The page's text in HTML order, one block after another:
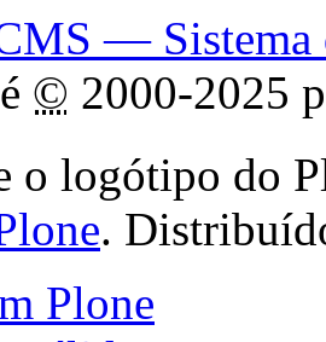
— Sistema
é © 2000-2025
o logótipo do
.
Plone